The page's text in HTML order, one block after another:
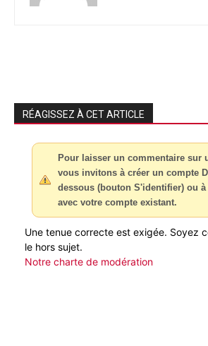
RÉAGISSEZ À CET ARTICLE
Pour laisser un commentaire sur
vous invitons à créer un compte
dessous (bouton S'identifier) ou
avec votre compte existant.
Une tenue correcte est exigée. Soyez
le hors sujet.
Notre charte de modération